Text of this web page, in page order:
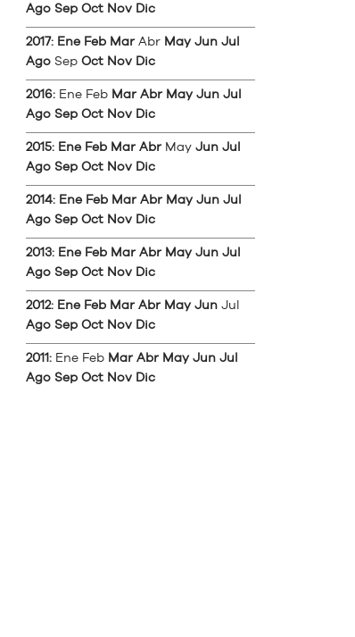
Ago Sep Oct Nov Dic
2017: Ene Feb Mar Abr May Jun Jul
Ago Sep Oct Nov Dic
2016: Ene Feb Mar Abr May Jun Jul
Ago Sep Oct Nov Dic
2015: Ene Feb Mar Abr May Jun Jul
Ago Sep Oct Nov Dic
2014: Ene Feb Mar Abr May Jun Jul
Ago Sep Oct Nov Dic
2013: Ene Feb Mar Abr May Jun Jul
Ago Sep Oct Nov Dic
2012: Ene Feb Mar Abr May Jun Jul
Ago Sep Oct Nov Dic
2011: Ene Feb Mar Abr May Jun Jul
Ago Sep Oct Nov Dic